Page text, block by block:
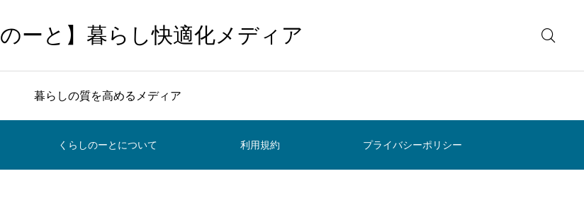
のーと】暮らし快適化メディア
暮らしの質を高めるメディア
くらしのーとについて 利用規約 プライバシーポリシー